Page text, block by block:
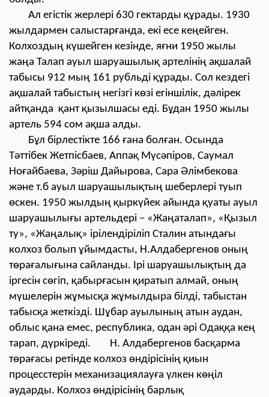
Ал егістік жерлері 630 гектарды құрады. 1930
жылдармен салыстарғанда, екі есе кеңейген.
Колхоздың күшейген кезінде, яғни 1950 жылы
жаңа Талап ауыл шаруашылық артелінің ақшалай
табысы 912 мың 161 рубльді құрады. Сол кездегі
ақшалай табыстың негізгі көзі егіншілік, дәлірек
айтқанда қант қызылшасы еді. Бұдан 1950 жылы
артель 594 сом ақша алды.
Бұл бірлестікте 166 ғана болған. Осында
Тәттібек Жетпісбаев, Аппақ Мүсәпіров, Саумал
Ноғайбаева, Зәріш Дайырова, Сара Әлімбекова
және т.б ауыл шаруашылықтың шеберлері туып
өскен. 1950 жылдың қыркүйек айында қуаты ауыл
шаруашылығы артельдері – «Жаңаталап», «Қызыл
ту», «Жаңалық» ірілендіріліп Сталин атындағы
колхоз болып ұйымдасты, Н.Алдабергенов оның
төрағалығына сайланды. Ірі шаруашылықтың да
іргесін сөгіп, қабырғасын қиратып алмай, оның
мүшелерін жұмысқа жұмылдыра білді, табыстан
табысқа жеткізді. Шұбар ауылының атын аудан,
облыс қана емес, республика, одан әрі Одаққа кең
тарап, дүркіреді. Н. Алдабергенов басқарма
төрағасы ретінде колхоз өндірісінің қиын
процесстерін механизациялауға үлкен көңіл
аударды. Колхоз өндірісінің барлық